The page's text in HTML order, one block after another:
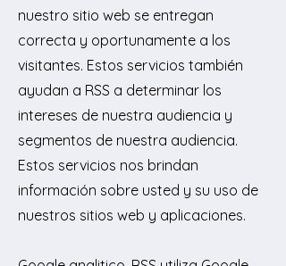
nuestro sitio web se entregan
correcta y oportunamente a los
visitantes. Estos servicios también
ayudan a RSS a determinar los
intereses de nuestra audiencia y
segmentos de nuestra audiencia.
Estos servicios nos brindan
información sobre usted y su uso de
nuestros sitios web y aplicaciones.